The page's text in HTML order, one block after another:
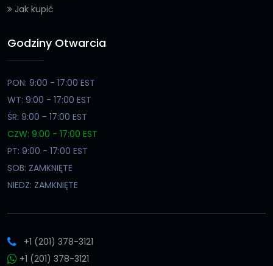
Jak kupić
Godziny Otwarcia
PON: 9:00 - 17:00 EST
WT: 9:00 - 17:00 EST
ŚR: 9:00 - 17:00 EST
CZW: 9:00 - 17:00 EST
PT: 9:00 - 17:00 EST
SOB: ZAMKNIĘTE
NIEDZ: ZAMKNIĘTE
+1 (201) 378-3121
+1 (201) 378-3121